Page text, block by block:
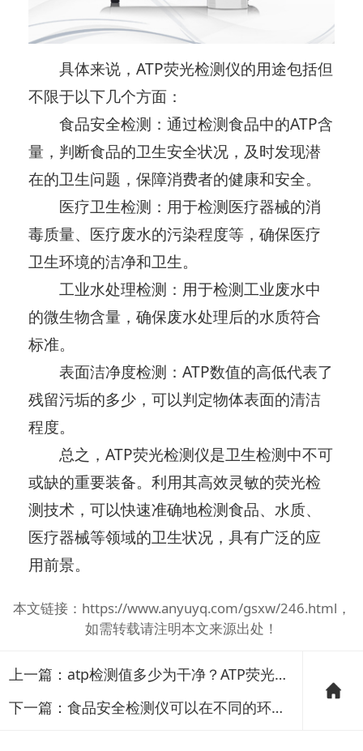
具体来说，ATP荧光检测仪的用途包括但
不限于以下几个方面：
食品安全检测：通过检测食品中的ATP含
量，判断食品的卫生安全状况，及时发现潜
在的卫生问题，保障消费者的健康和安全。
医疗卫生检测：用于检测医疗器械的消
毒质量、医疗废水的污染程度等，确保医疗
卫生环境的洁净和卫生。
工业水处理检测：用于检测工业废水中
的微生物含量，确保废水处理后的水质符合
标准。
表面洁净度检测：ATP数值的高低代表了
残留污垢的多少，可以判定物体表面的清洁
程度。
总之，ATP荧光检测仪是卫生检测中不可
或缺的重要装备。利用其高效灵敏的荧光检
测技术，可以快速准确地检测食品、水质、
医疗器械等领域的卫生状况，具有广泛的应
用前景。
本文链接： https://www.anyuyq.com/gsxw/246.html ，
如需转载请注明本文来源出处！
上一篇： atp检测值多少为干净？ATP荧光检测仪工作原理
下一篇：食品安全检测仪可以在不同的环境和场景下进行检测